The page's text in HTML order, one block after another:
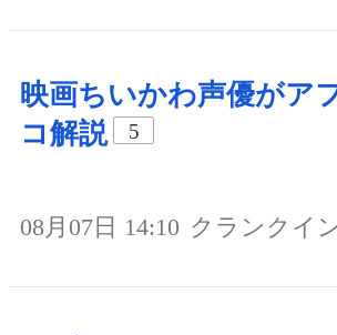
映画ちいかわ声優がア
コ解説
5
08月07日 14:10 クランクイ